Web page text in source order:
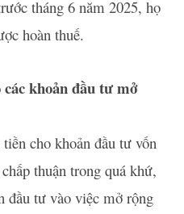
tháng 6 năm 2025, họ
hoàn thuế.
các khoản đầu tư mở
cho khoản đầu tư vốn
thuận trong quá khứ,
đầu tư vào việc mở rộng